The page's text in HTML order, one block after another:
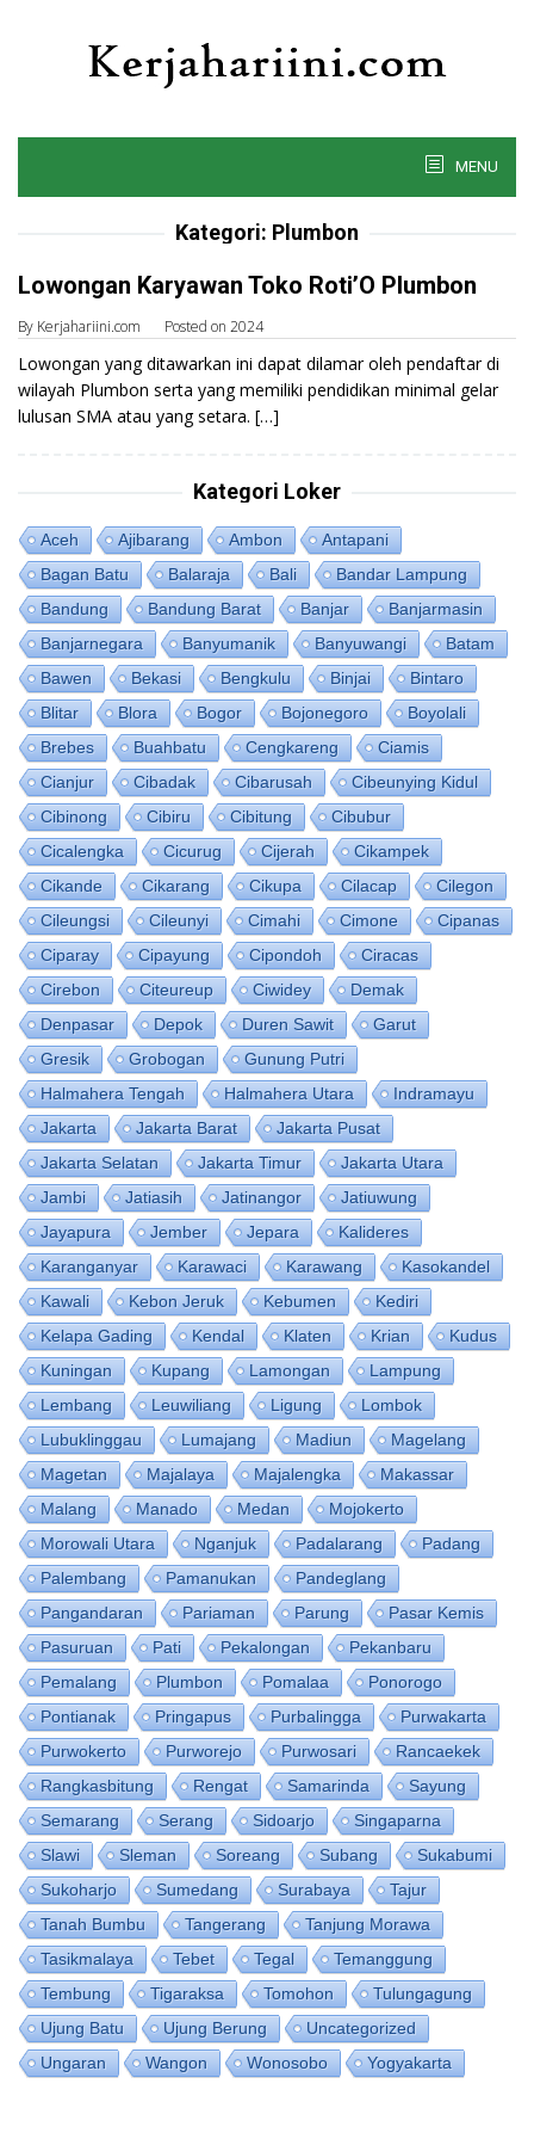
MENU
Kategori: Plumbon
Lowongan Karyawan Toko Roti’O Plumbon
By Kerjahariini.com Posted on 2024
Lowongan yang ditawarkan ini dapat dilamar oleh pendaftar di
wilayah Plumbon serta yang memiliki pendidikan minimal gelar
lulusan SMA atau yang setara. […]
Kategori Loker
Aceh Ajibarang Ambon
Antapani
Bagan Batu
Balaraja Bali
Bandar Lampung
Bandung
Bandung Barat Banjar
Banjarmasin
Banjarnegara
Banyumanik Banyuwangi
Batam
Bawen
Bekasi Bengkulu Binjai
Bintaro
Blitar
Blora Bogor Bojonegoro
Boyolali
Brebes
Buahbatu Cengkareng
Ciamis
Cianjur
Cibadak Cibarusah
Cibeunying Kidul
Cibinong
Cibiru Cibitung
Cibubur
Cicalengka
Cicurug Cijerah
Cikampek
Cikande
Cikarang Cikupa Cilacap
Cilegon
Cileungsi
Cileunyi Cimahi Cimone
Cipanas
Ciparay
Cipayung Cipondoh
Ciracas
Cirebon
Citeureup Ciwidey
Demak
Denpasar
Depok Duren Sawit
Garut
Gresik
Grobogan
Gunung Putri
Halmahera Tengah
Halmahera Utara
Indramayu
Jakarta
Jakarta Barat
Jakarta Pusat
Jakarta Selatan
Jakarta Timur
Jakarta Utara
Jambi
Jatiasih Jatinangor
Jatiuwung
Jayapura
Jember Jepara
Kalideres
Karanganyar
Karawaci Karawang
Kasokandel
Kawali
Kebon Jeruk Kebumen
Kediri
Kelapa Gading
Kendal Klaten Krian
Kudus
Kuningan
Kupang Lamongan
Lampung
Lembang
Leuwiliang Ligung
Lombok
Lubuklinggau
Lumajang Madiun
Magelang
Magetan
Majalaya Majalengka
Makassar
Malang
Manado Medan
Mojokerto
Morowali Utara
Nganjuk Padalarang
Padang
Palembang
Pamanukan
Pandeglang
Pangandaran
Pariaman Parung
Pasar Kemis
Pasuruan
Pati Pekalongan
Pekanbaru
Pemalang
Plumbon Pomalaa
Ponorogo
Pontianak
Pringapus Purbalingga
Purwakarta
Purwokerto
Purworejo Purwosari
Rancaekek
Rangkasbitung
Rengat Samarinda
Sayung
Semarang
Serang Sidoarjo
Singaparna
Slawi
Sleman Soreang Subang
Sukabumi
Sukoharjo
Sumedang Surabaya
Tajur
Tanah Bumbu
Tangerang
Tanjung Morawa
Tasikmalaya
Tebet Tegal
Temanggung
Tembung
Tigaraksa Tomohon
Tulungagung
Ujung Batu
Ujung Berung
Uncategorized
Ungaran
Wangon Wonosobo Yogyakarta